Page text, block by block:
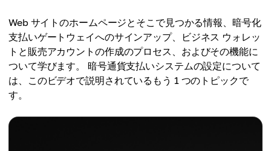
Web サイトのホームページとそこで見つかる情報、暗号化
支払いゲートウェイへのサインアップ、ビジネス ウォレッ
トと販売アカウントの作成のプロセス、およびその機能に
ついて学びます。 暗号通貨支払いシステムの設定について
は、このビデオで説明されているもう 1 つのトピックで
す。